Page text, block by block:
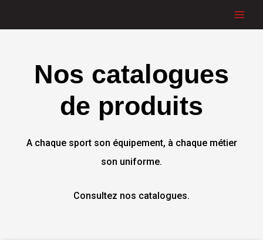
contenu
Nos catalogues
de produits
A chaque sport son équipement, à chaque métier
son uniforme.
Consultez nos catalogues.